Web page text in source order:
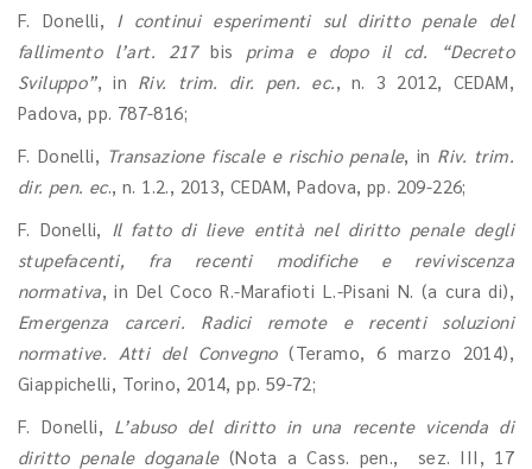
F. Donelli, I continui esperimenti sul diritto penale del
fallimento l’art. 217bis prima e dopo il cd. “Decreto
Sviluppo”, in Riv. trim. dir. pen. ec., n. 3 2012, CEDAM,
Padova, pp. 787-816;
F. Donelli, Transazione fiscale e rischio penale, in Riv. trim.
dir. pen. ec., n. 1.2., 2013, CEDAM, Padova, pp. 209-226;
F. Donelli,
Il fatto di lieve entità nel diritto penale degli
stupefacenti, fra recenti modifiche e reviviscenza
normativa, in Del Coco R.-Marafioti L.-Pisani N. (a cura di),
Emergenza carceri. Radici remote e recenti soluzioni
normative. Atti del Convegno(Teramo, 6 marzo 2014),
Giappichelli, Torino, 2014, pp. 59-72;
F. Donelli, L’abuso del diritto in una recente vicenda di
diritto penale doganale(Nota a Cass. pen., sez. III, 17